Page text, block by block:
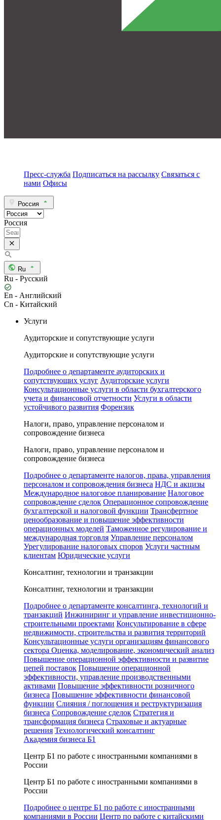
Пресс-служба Подписаться на рассылку Связаться с
нами Офисы
Россия
Россия
Ru
Ru - Русский
En - Английский
Cn - Китайский
Услуги
Аудиторские и сопутствующие услуги
Аудиторские и сопутствующие услуги
Подробнее о департаменте аудиторских и
сопутствующих услуг Аудиторские услуги
Консультационные услуги в области бухгалтерского
учета и финансовой отчетности Услуги в области
устойчивого развития Форензик
Налоги, право, управление персоналом и
сопровождение бизнеса
Налоги, право, управление персоналом и
сопровождение бизнеса
Подробнее о департаменте налогов, права, управления
персоналом и сопровождения бизнеса НДС и акцизы
Международное налоговое планирование Налоговое
сопровождение сделок Операционное сопровождение
бухгалтерской и налоговой функции Трансфертное
ценообразование и повышение эффективности
операционных моделей Таможенное регулирование и
международная торговля Управление персоналом
Урегулирование налоговых споров Услуги частным
клиентам Юридические услуги
Консалтинг, технологии и транзакции
Консалтинг, технологии и транзакции
Подробнее о департаменте консалтинга, технологий и
транзакций Инжиниринг и управление инвестиционно-
строительными проектами Консультирование в сфере
недвижимости, строительства и развития территорий
Консультационные услуги организациям финансового
сектора Оценка, моделирование, экономический анализ
Повышение операционной эффективности и развитие
цепей поставок Повышение операционной
эффективности, управление производственными
активами Повышение эффективности розничного
бизнеса Повышение эффективности финансовой
функции Слияния / поглощения и реструктуризация
бизнеса Сопровождение сделок Стратегия и
трансформация бизнеса Страховые и актуарные
решения Технологический консалтинг
Академия бизнеса Б1
Центр Б1 по работе с иностранными компаниями в
России
Центр Б1 по работе с иностранными компаниями в
России
Подробнее о центре Б1 по работе с иностранными
компаниями в России Центр по работе с китайскими